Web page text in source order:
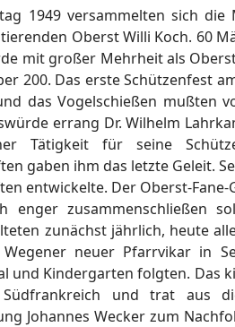
1949 versammelten sich
Oberst Willi Koch. 60
mit großer Mehrheit als
200. Das erste Schützenfest
das Vogelschießen mußten
errang Dr. Wilhelm
Tätigkeit für seine
gaben ihm das letzte Geleit.
entwickelte. Der Oberst-
enger zusammenschließen
zunächst jährlich, heute
neuer Pfarrvikar in
und Kindergarten folgten. Das
und trat aus
Johannes Wecker zum